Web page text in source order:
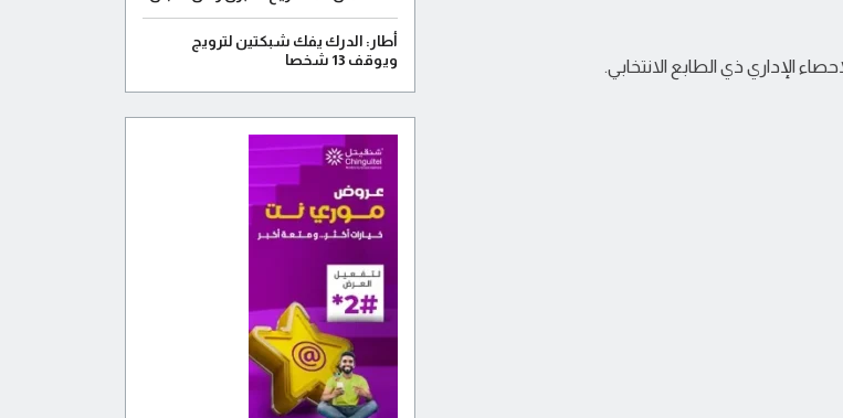
الإداري ذي الطابع الانتخابي.
أطار: الدرك يفك شبكتين لترويج
ويوقف 13 شخصا